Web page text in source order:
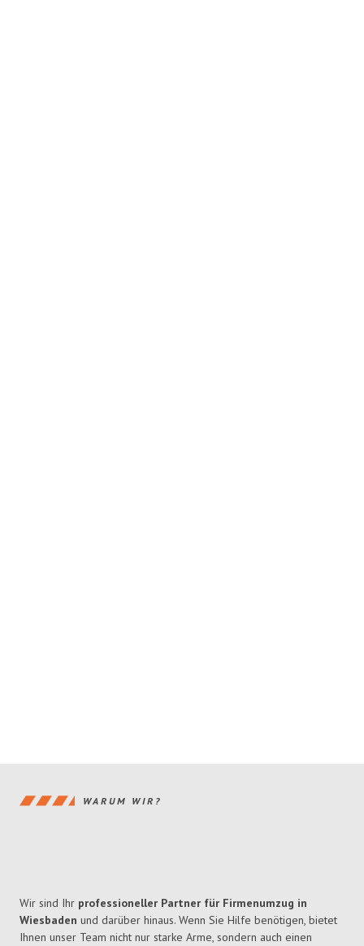
WARUM WIR?
Wir sind Ihr professioneller Partner für Firmenumzug in
Wiesbaden und darüber hinaus. Wenn Sie Hilfe benötigen, bietet
Ihnen unser Team nicht nur starke Arme, sondern auch einen